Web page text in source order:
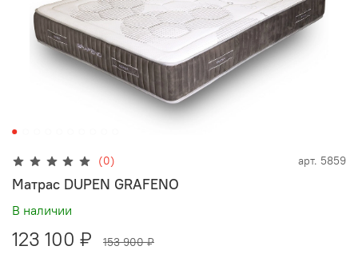
(0) арт. 5859
Матрас DUPEN GRAFENO
В наличии
123 100 ₽
153 900 ₽